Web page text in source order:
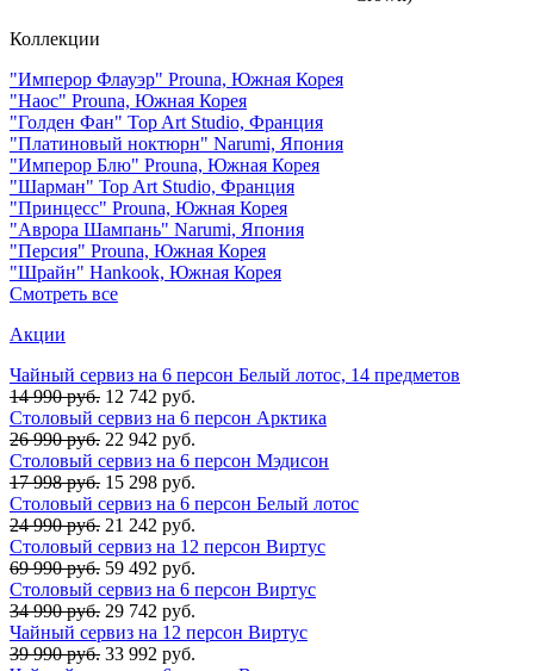
Коллекции
"Имперор Флауэр" Prouna, Южная Корея
"Наос" Prouna, Южная Корея
"Голден Фан" Top Art Studio, Франция
"Платиновый ноктюрн" Narumi, Япония
"Имперор Блю" Prouna, Южная Корея
"Шарман" Top Art Studio, Франция
"Принцесс" Prouna, Южная Корея
"Аврора Шампань" Narumi, Япония
"Персия" Prouna, Южная Корея
"Шрайн" Hankook, Южная Корея
Смотреть все
Акции
Чайный сервиз на 6 персон Белый лотос, 14 предметов
14 990 руб. 12 742 руб.
Столовый сервиз на 6 персон Арктика
26 990 руб. 22 942 руб.
Столовый сервиз на 6 персон Мэдисон
17 998 руб. 15 298 руб.
Столовый сервиз на 6 персон Белый лотос
24 990 руб. 21 242 руб.
Столовый сервиз на 12 персон Виртус
69 990 руб. 59 492 руб.
Столовый сервиз на 6 персон Виртус
34 990 руб. 29 742 руб.
Чайный сервиз на 12 персон Виртус
39 990 руб. 33 992 руб.